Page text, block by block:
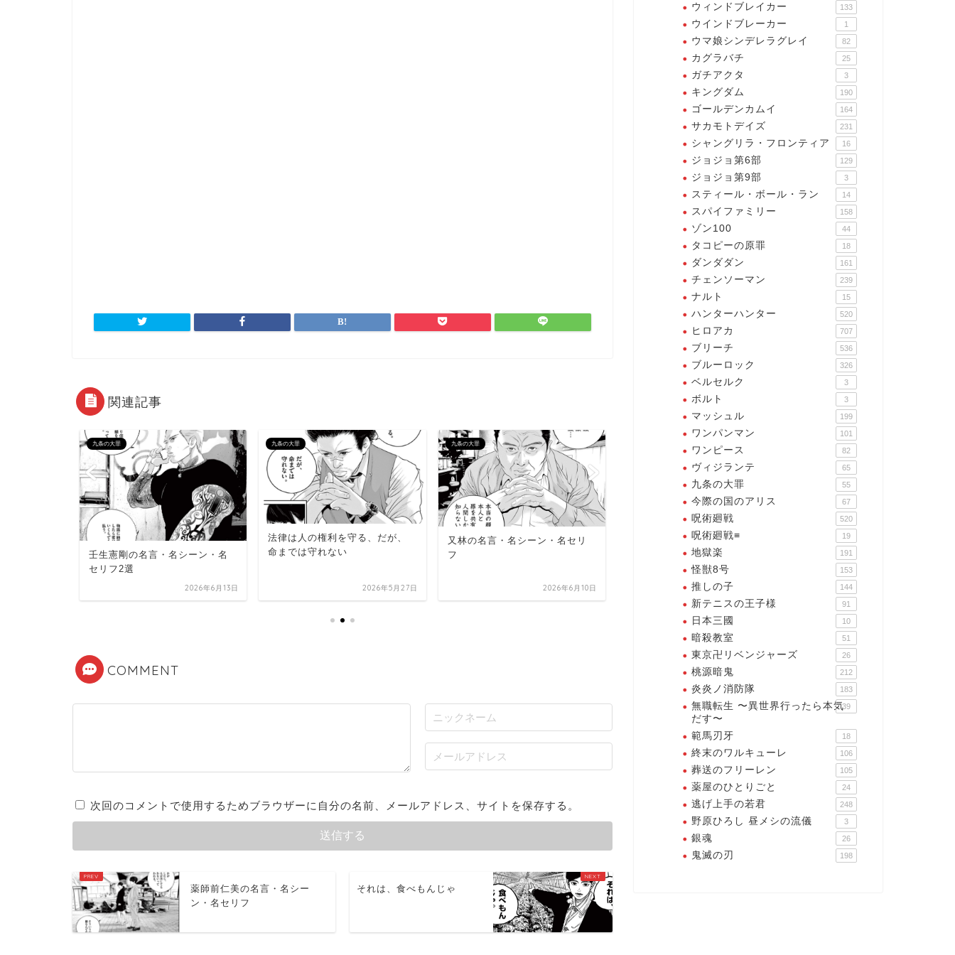
関連記事
九条の大罪
壬生憲剛の名言・名シーン・名
セリフ2選
2026年6月13日
九条の大罪
法律は人の権利を守る、だが、
命までは守れない
2026年5月27日
九条の大罪
又林の名言・名シーン・名セリ
フ
2026年6月10日
壬生憲剛の名言・名シーン・名
2026年6月13日
九条の大罪
法律は人の権利を守る、だが、
命までは守れない
COMMENT
次回のコメントで使用するためブラウザーに自分の名前、メールアドレス、サイトを保存する。
薬師前仁美の名言・名シー
ン・名セリフ
それは、食べもんじゃ
ウィンドブレイカー 133
ウインドブレーカー 1
ウマ娘シンデレラグレイ 82
カグラバチ 25
ガチアクタ 3
キングダム 190
ゴールデンカムイ 164
サカモトデイズ 231
シャングリラ・フロンティア 16
ジョジョ第6部 129
ジョジョ第9部 3
スティール・ボール・ラン 14
スパイファミリー 158
ゾン100 44
タコピーの原罪 18
ダンダダン 161
チェンソーマン 239
ナルト 15
ハンターハンター 520
ヒロアカ 707
ブリーチ 536
ブルーロック 326
ベルセルク 3
ボルト 3
マッシュル 199
ワンパンマン 101
ワンピース 82
ヴィジランテ 65
九条の大罪 55
今際の国のアリス 67
呪術廻戦 520
呪術廻戦≡ 19
地獄楽 191
怪獣8号 153
推しの子 144
新テニスの王子様 91
日本三國 10
暗殺教室 51
東京卍リベンジャーズ 26
桃源暗鬼 212
炎炎ノ消防隊 183
無職転生 〜異世界行ったら本気
だす〜
39
範馬刃牙 18
終末のワルキューレ 106
葬送のフリーレン 105
薬屋のひとりごと 24
逃げ上手の若君 248
野原ひろし 昼メシの流儀 3
銀魂 26
鬼滅の刃 198